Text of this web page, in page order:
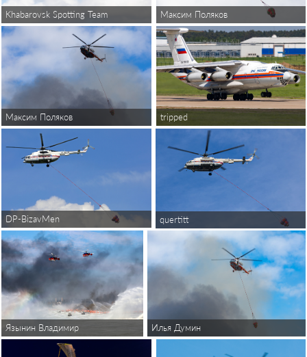
Khabarovsk Spotting Team Максим Поляков
Максим Поляков tripped
DP-BizavMen quertitt
Язынин Владимир Илья Думин